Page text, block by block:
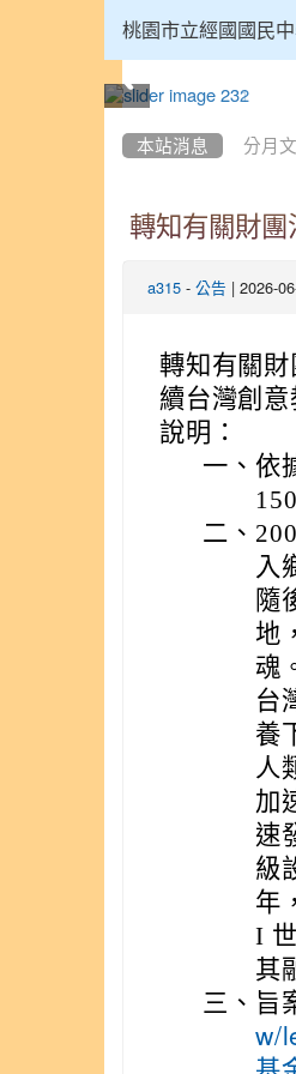
桃園市立經國國民
本站消息 分月
轉知有關財團
a315 - 公告 | 2026-
轉知有關
續台灣創意
說明：
一、 依
二、
入
隨
地
魂
台
養
人
加
速
級
年
I
其
三、 旨
w/